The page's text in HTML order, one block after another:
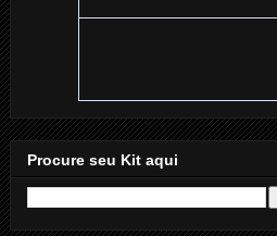
Procure seu Kit aqui